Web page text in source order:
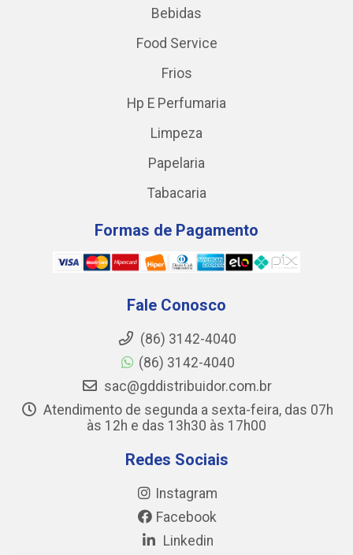
Bebidas
Food Service
Frios
Hp E Perfumaria
Limpeza
Papelaria
Tabacaria
Formas de Pagamento
Fale Conosco
(86) 3142-4040
(86) 3142-4040
sac@gddistribuidor.com.br
Atendimento de segunda a sexta-feira, das 07h
às 12h e das 13h30 às 17h00
Redes Sociais
Instagram
Facebook
Linkedin